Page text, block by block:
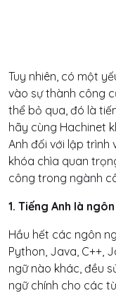
Tuy nhiên, có một
vào sự thành công
thể bỏ qua, đó là
hãy cùng Hachinet
Anh đối với lập trình
khóa chìa quan
công trong ngành
1. Tiếng Anh là
Hầu hết các ngôn
Python, Java, C++,
ngữ nào khác, đều
ngữ chính cho các